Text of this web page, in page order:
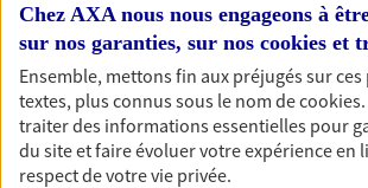
Accompagner les
professionnels et les
entreprises
Chez AXA nous nous engageons à
sur nos garanties, sur nos cookies et
Ensemble, mettons fin aux préjugés sur
textes, plus connus sous le nom decookies
traiter des informations essentielles pour
du site et faire évoluer votre expérience en
respect de votre vie privée.